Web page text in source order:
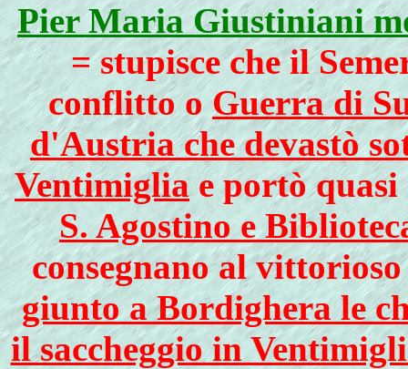
Pier Maria Giustiniani
= stupisce che il
conflitto oGuerra di
d'Austria che devastò
Ventimigliae portò
S. Agostino e
consegnano al
giunto a Bordighera le
il saccheggio in